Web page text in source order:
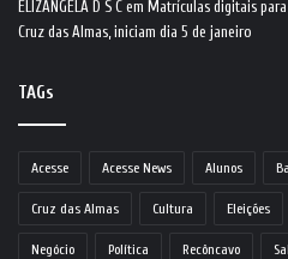
ELIZANGELA D S C em Matrículas digitais
Cruz das Almas, iniciam dia 5 de janeiro
TAGs
Acesse Acesse News Alunos
Cruz das Almas Cultura Eleições
Negócio Política Recôncavo